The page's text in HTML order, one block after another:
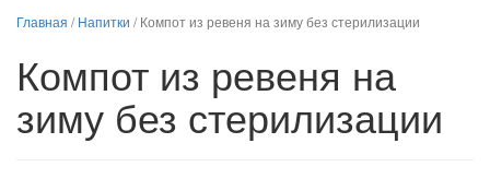
Главная /Напитки /Компот из ревеня на зиму без стерилизации
Компот из ревеня на
зиму без стерилизации